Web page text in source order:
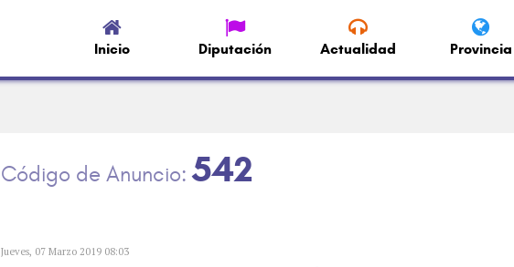
Inicio Diputación Actualidad Provincia
Jueves, 07 Marzo 2019 08:03
542